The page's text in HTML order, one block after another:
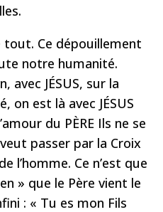
tout. Ce dépouillement
notre humanité.
avec JÉSUS, sur la
on est là avec JÉSUS
du PÈRE Ils ne se
passer par la Croix
l’homme. Ce n’est que
» que le Père vient le
: « Tu es mon Fils